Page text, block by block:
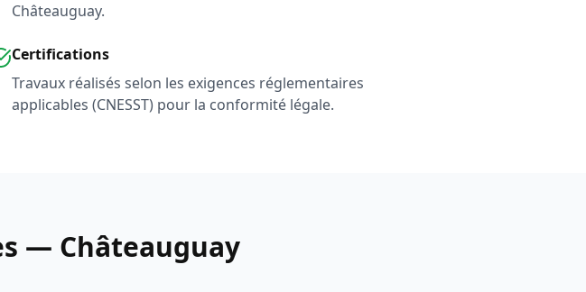
Châteauguay.
Certifications
Travaux réalisés selon les exigences réglementaires
applicables (CNESST) pour la conformité légale.
— Châteauguay